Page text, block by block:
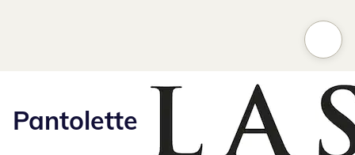
Pantolette